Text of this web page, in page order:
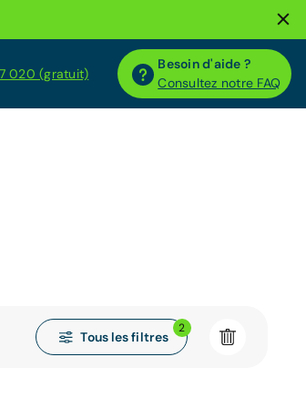
020 (gratuit)
Besoin d'aide ?
Consultez notre FAQ
Tous les filtres
2